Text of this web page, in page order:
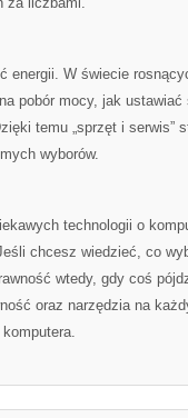
energii. W świecie
pobór mocy, jak ustawiać
temu „sprzęt i serwis”
wyborów.
technologii o
chcesz wiedzieć, co
wtedy, gdy coś
oraz narzędzia na